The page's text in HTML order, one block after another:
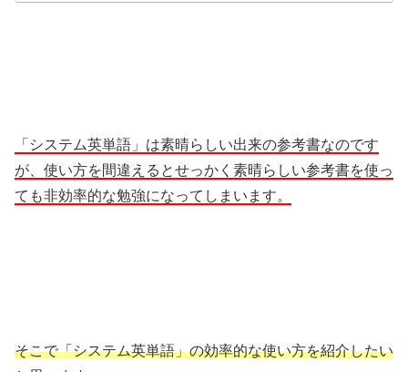
「システム英単語」は素晴らしい出来の参考書なのです
が、使い方を間違えるとせっかく素晴らしい参考書を使っ
ても非効率的な勉強になってしまいます。
そこで「システム英単語」の効率的な使い方を紹介したい